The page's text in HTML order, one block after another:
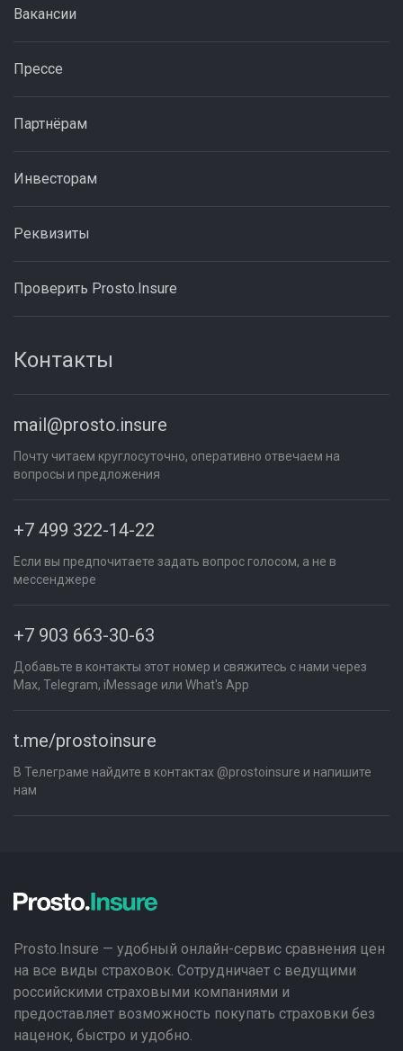
Вакансии
Прессе
Партнёрам
Инвесторам
Реквизиты
Проверить Prosto.Insure
Контакты
mail@prosto.insure
Почту читаем круглосуточно, оперативно отвечаем на
вопросы и предложения
+7 499 322-14-22
Если вы предпочитаете задать вопрос голосом, а не в
мессенджере
+7 903 663-30-63
Добавьте в контакты этот номер и свяжитесь с нами через
Max, Telegram, iMessage или What's App
t.me/prostoinsure
В Телеграме найдите в контактах @prostoinsure и напишите
нам
Prosto.Insure — удобный онлайн-сервис сравнения цен
на все виды страховок. Сотрудничает с ведущими
российскими страховыми компаниями и
предоставляет возможность покупать страховки без
наценок, быстро и удобно.